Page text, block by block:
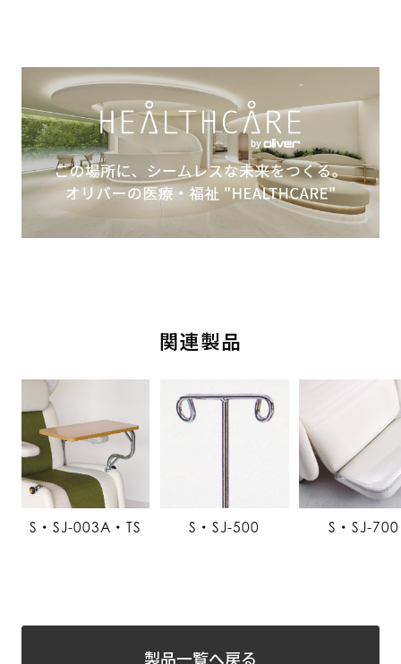
関連製品
S・SJ-003A・TS S・SJ-500 S・SJ-700
製品一覧へ戻る